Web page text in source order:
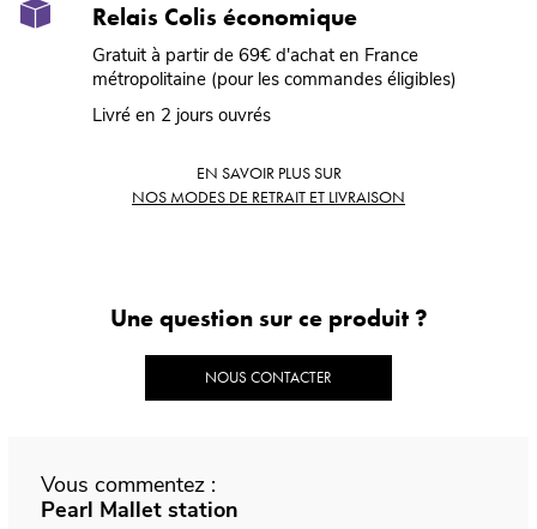
Relais Colis économique
Gratuit à partir de 69€ d'achat en France
métropolitaine (pour les commandes éligibles)
Livré en 2 jours ouvrés
EN SAVOIR PLUS SUR
NOS MODES DE RETRAIT ET LIVRAISON
Une question sur ce produit ?
NOUS CONTACTER
Vous commentez :
Pearl Mallet station